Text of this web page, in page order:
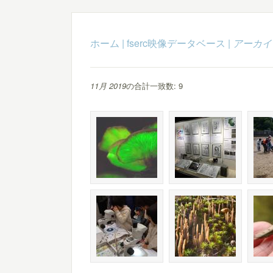
ホーム | fserc映像データベース | アーカ
11月 2019の合計一致数: 9